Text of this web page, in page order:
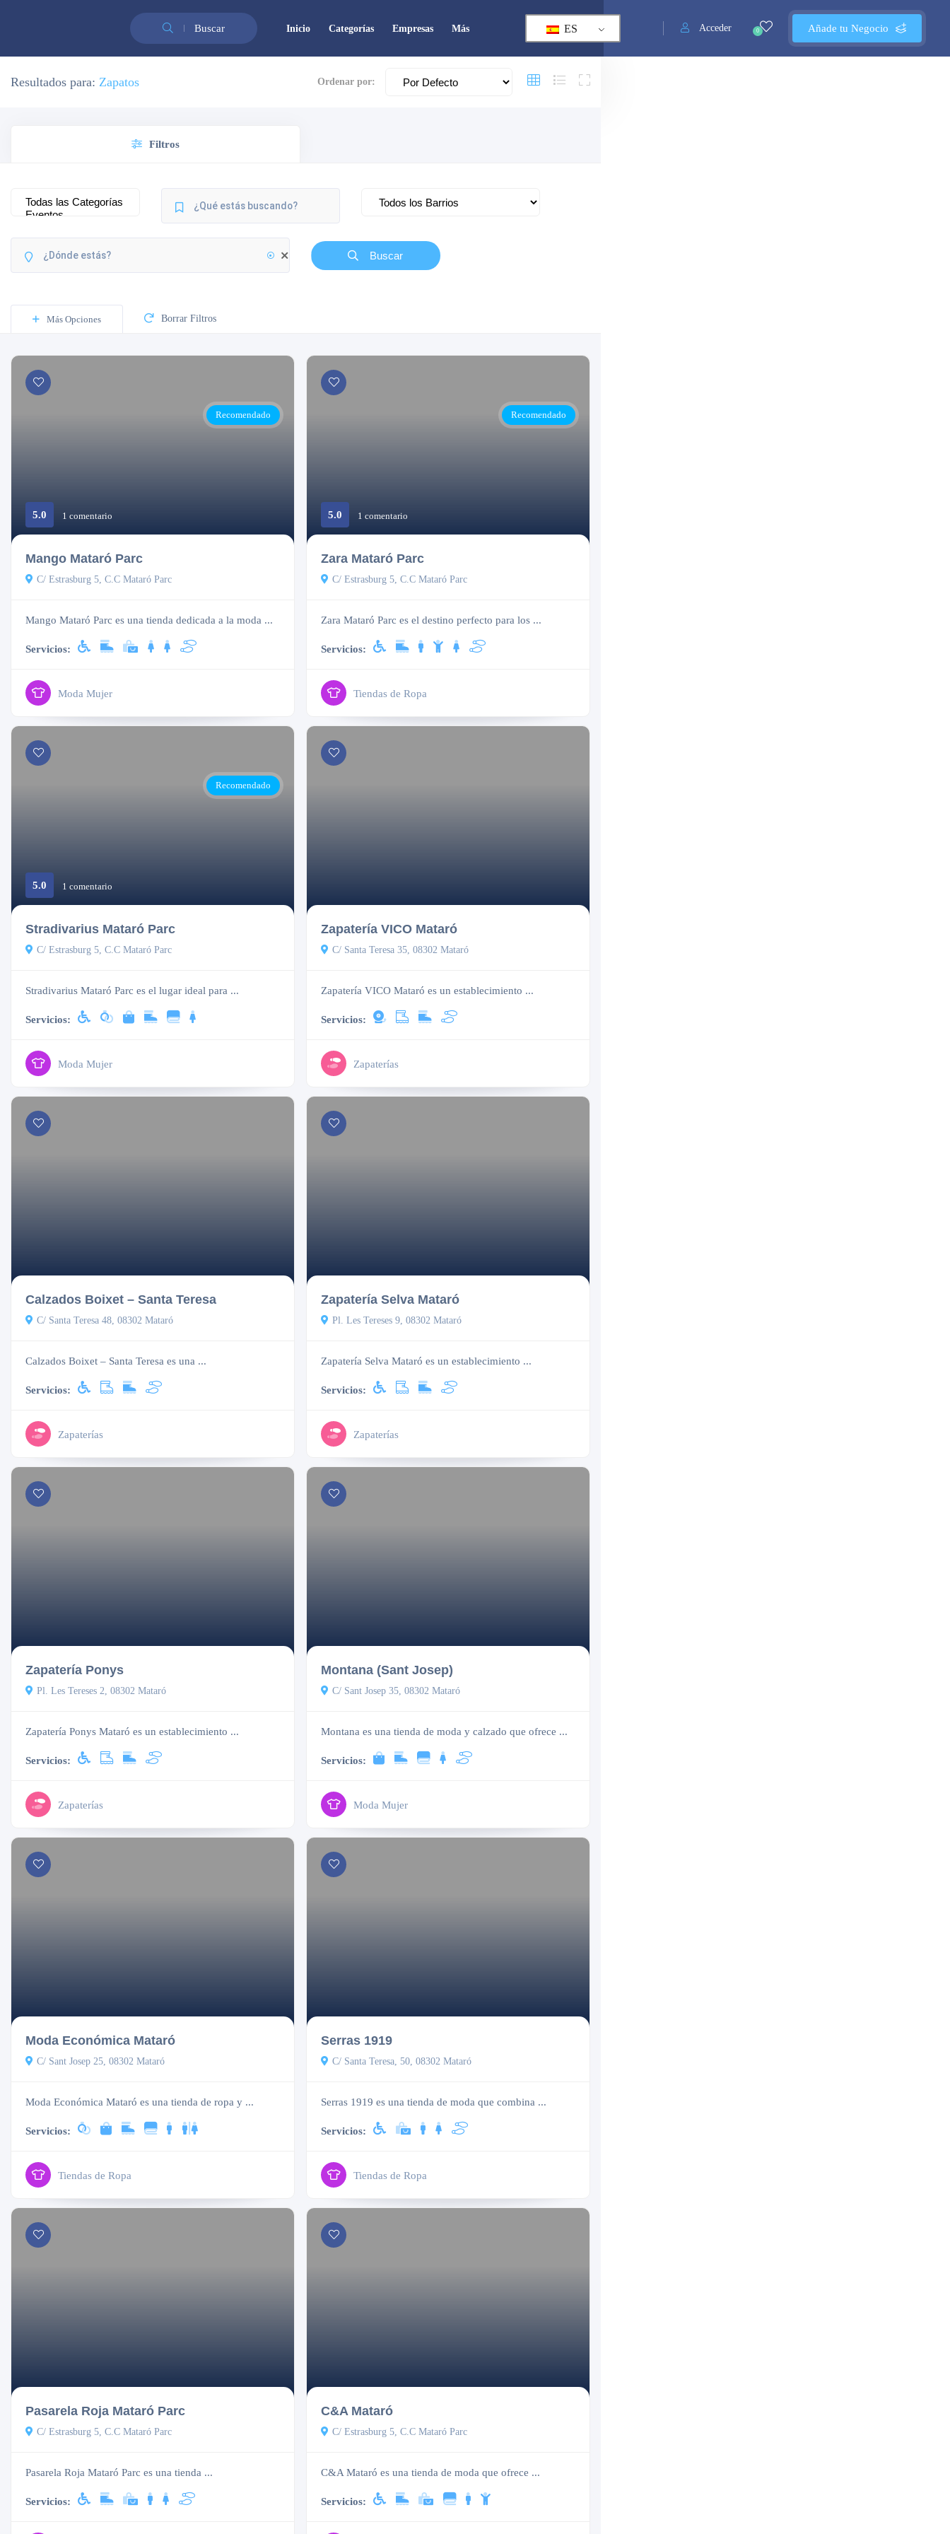
Buscar Añade tu Negocio
0
Acceder
ES
Inicio Categorías Empresas Más
Resultados para: Zapatos Ordenar por:
Filtros
Buscar
Más Opciones Borrar Filtros
Recomendado
5.0 1 comentario
Mango Mataró Parc
C/ Estrasburg 5, C.C Mataró Parc
Mango Mataró Parc es una tienda dedicada a la moda ...
Servicios:
Moda Mujer
Recomendado
5.0 1 comentario
Zara Mataró Parc
C/ Estrasburg 5, C.C Mataró Parc
Zara Mataró Parc es el destino perfecto para los ...
Servicios:
Tiendas de Ropa
Recomendado
5.0 1 comentario
Stradivarius Mataró Parc
C/ Estrasburg 5, C.C Mataró Parc
Stradivarius Mataró Parc es el lugar ideal para ...
Servicios:
Moda Mujer
Zapatería VICO Mataró
C/ Santa Teresa 35, 08302 Mataró
Zapatería VICO Mataró es un establecimiento ...
Servicios:
Zapaterías
Calzados Boixet – Santa Teresa
C/ Santa Teresa 48, 08302 Mataró
Calzados Boixet – Santa Teresa es una ...
Servicios:
Zapaterías
Zapatería Selva Mataró
Pl. Les Tereses 9, 08302 Mataró
Zapatería Selva Mataró es un establecimiento ...
Servicios:
Zapaterías
Zapatería Ponys
Pl. Les Tereses 2, 08302 Mataró
Zapatería Ponys Mataró es un establecimiento ...
Servicios:
Zapaterías
Montana (Sant Josep)
C/ Sant Josep 35, 08302 Mataró
Montana es una tienda de moda y calzado que ofrece ...
Servicios:
Moda Mujer
Moda Económica Mataró
C/ Sant Josep 25, 08302 Mataró
Moda Económica Mataró es una tienda de ropa y ...
Servicios:
Tiendas de Ropa
Serras 1919
C/ Santa Teresa, 50, 08302 Mataró
Serras 1919 es una tienda de moda que combina ...
Servicios:
Tiendas de Ropa
Pasarela Roja Mataró Parc
C/ Estrasburg 5, C.C Mataró Parc
Pasarela Roja Mataró Parc es una tienda ...
Servicios:
C&A Mataró
C/ Estrasburg 5, C.C Mataró Parc
C&A Mataró es una tienda de moda que ofrece ...
Servicios: